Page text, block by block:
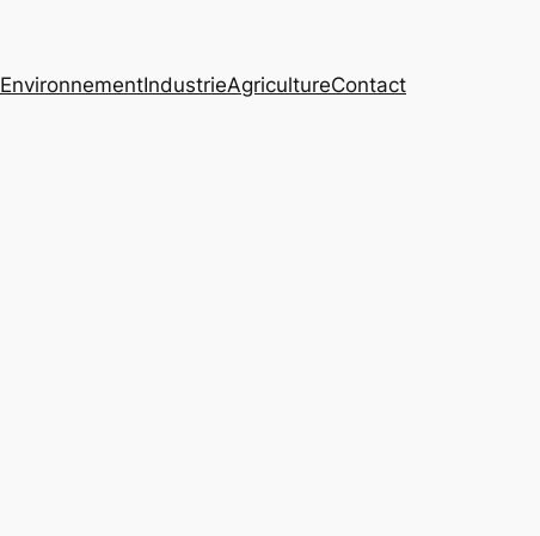
EnvironnementIndustrieAgricultureContact